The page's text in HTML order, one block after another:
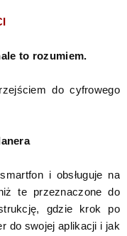
to rozumiem.
do cyfrowego
i obsługuje na
te przeznaczone do
gdzie krok po
do swojej aplikacji i jak